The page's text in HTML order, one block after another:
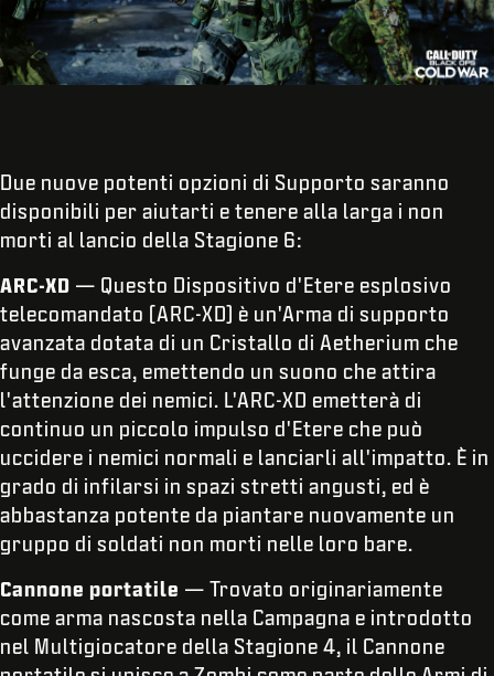
Due nuove potenti opzioni di Supporto saranno
disponibili per aiutarti e tenere alla larga i non
morti al lancio della Stagione 6:
ARC-XD — Questo Dispositivo d'Etere esplosivo
telecomandato (ARC-XD) è un'Arma di supporto
avanzata dotata di un Cristallo di Aetherium che
funge da esca, emettendo un suono che attira
l'attenzione dei nemici. L'ARC-XD emetterà di
continuo un piccolo impulso d'Etere che può
uccidere i nemici normali e lanciarli all'impatto. È in
grado di infilarsi in spazi stretti angusti, ed è
abbastanza potente da piantare nuovamente un
gruppo di soldati non morti nelle loro bare.
Cannone portatile — Trovato originariamente
come arma nascosta nella Campagna e introdotto
nel Multigiocatore della Stagione 4, il Cannone